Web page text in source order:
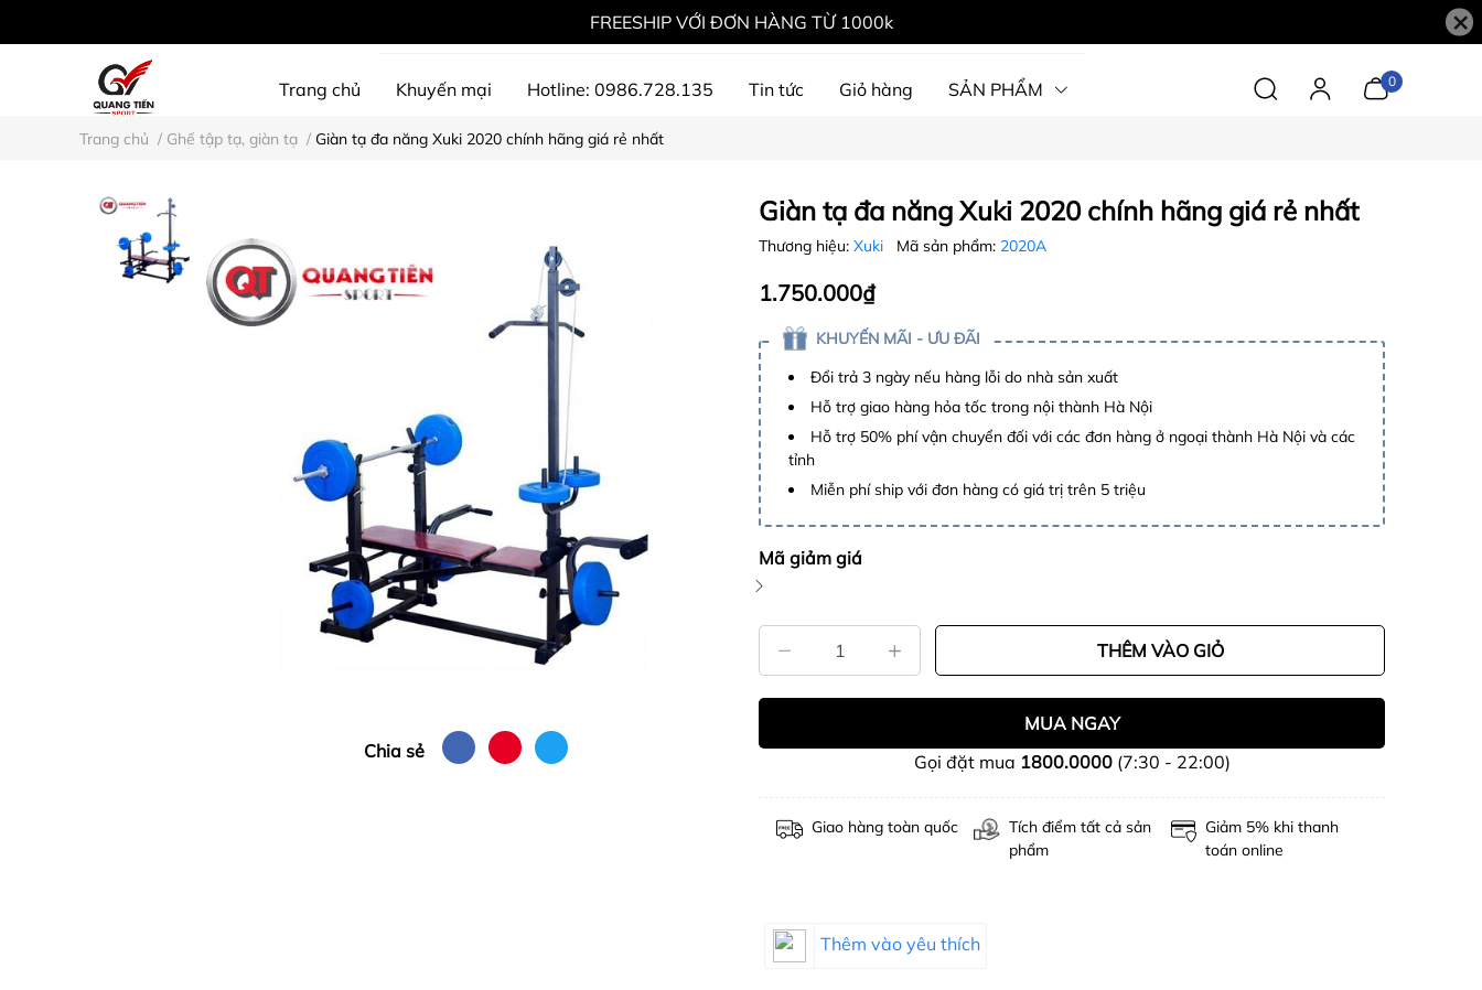
FREESHIP VỚI ĐƠN HÀNG TỪ 1000k ×
Trang chủ Khuyến mại Hotline: 0986.728.135 Tin tức Giỏ hàng SẢN PHẨM 0
Trang chủ / Ghế tập tạ, giàn tạ / Giàn tạ đa năng Xuki 2020 chính hãng giá rẻ nhất
Chia sẻ
Giàn tạ đa năng Xuki 2020 chính hãng giá rẻ nhất
Thương hiệu: Xuki Mã sản phẩm: 2020A
1.750.000₫
KHUYẾN MÃI - ƯU ĐÃI
Đổi trả 3 ngày nếu hàng lỗi do nhà sản xuất
Hỗ trợ giao hàng hỏa tốc trong nội thành Hà Nội
Hỗ trợ 50% phí vận chuyển đối với các đơn hàng ở ngoại thành Hà Nội và các
tỉnh
Miễn phí ship với đơn hàng có giá trị trên 5 triệu
Mã giảm giá
THÊM VÀO GIỎ
MUA NGAY
Gọi đặt mua 1800.0000(7:30 - 22:00)
Giao hàng toàn quốc
Tích điểm tất cả sản
phẩm
Giảm 5% khi thanh
toán online
Thêm vào yêu thích